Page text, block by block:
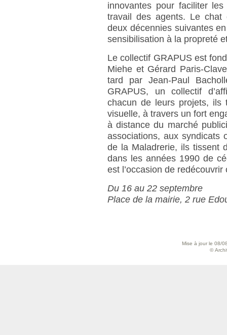
innovantes pour faciliter
travail des agents. Le chat
deux décennies suivantes
sensibilisation à la propreté
Le collectif GRAPUS est
Miehe et Gérard Paris-
tard par Jean-Paul
GRAPUS, un collectif
chacun de leurs projets, ils
visuelle, à travers un fort
à distance du marché
associations, aux syndicats
de la Maladrerie, ils tissent
dans les années 1990 de
est l’occasion de
Du 16 au 22 septembre
Place de la mairie, 2 rue
Mise à jour le 08/
©